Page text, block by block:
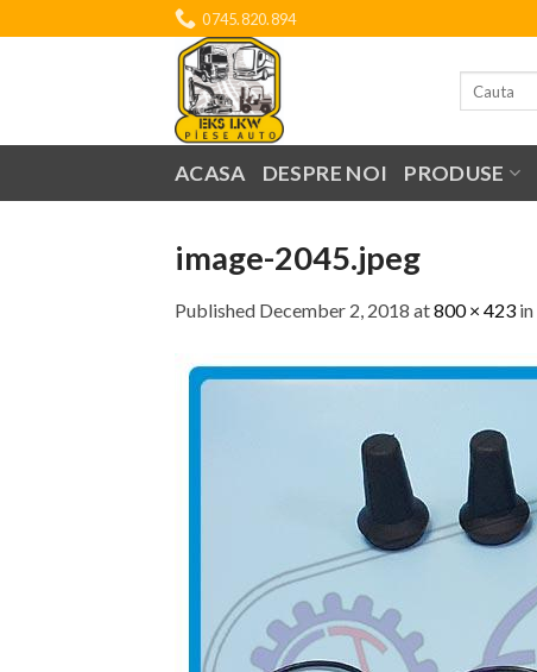
to
0745.820.894
ACASA DESPRE NOI PRODUSE
image-2045.jpeg
Published December 2, 2018 at800 × 423 in